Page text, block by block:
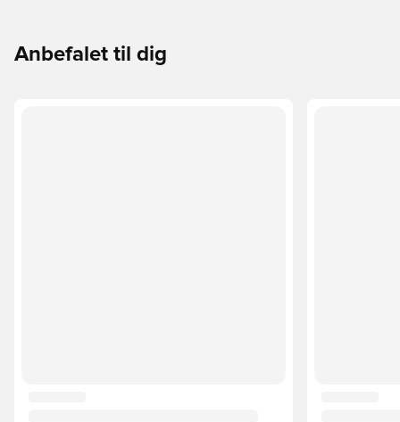
Anbefalet til dig